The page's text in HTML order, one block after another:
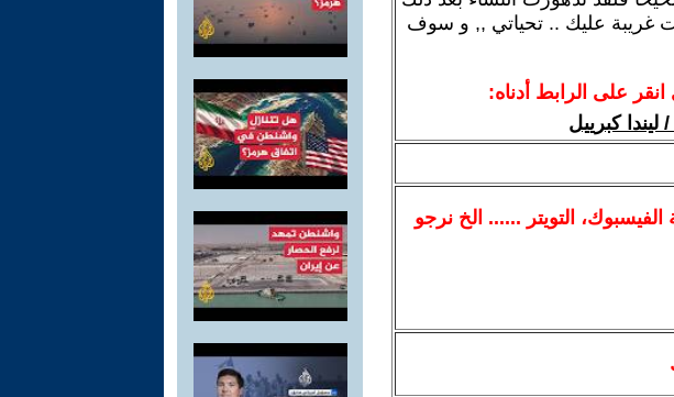
غريبة عليك .. تحياتي ,, و سوف
على الرابط أدناه:
كبرييل
الفيسبوك، التويتر ...... الخ نرجو